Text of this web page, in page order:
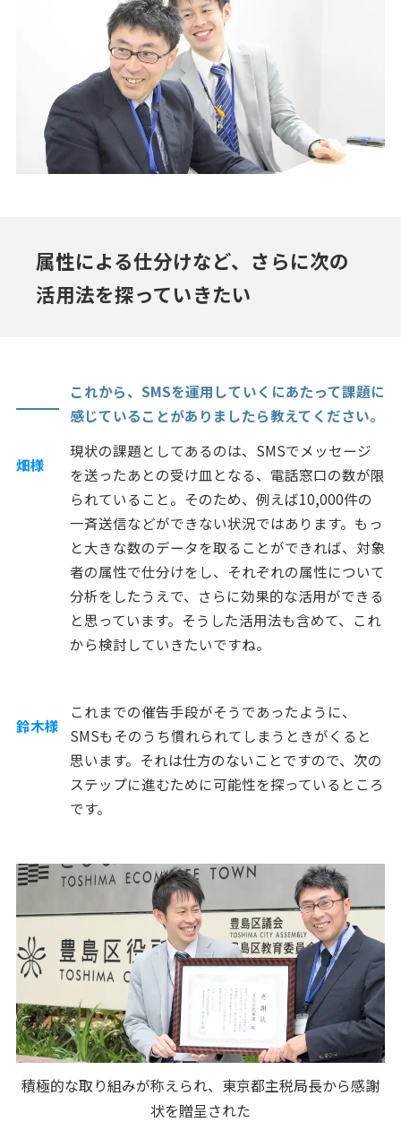
属性による仕分けなど、さらに次の
活用法を探っていきたい
これから、SMSを運用していくにあたって課題に
感じていることがありましたら教えてください。
畑様
現状の課題としてあるのは、SMSでメッセージ
を送ったあとの受け皿となる、電話窓口の数が限
られていること。そのため、例えば10,000件の
一斉送信などができない状況ではあります。もっ
と大きな数のデータを取ることができれば、対象
者の属性で仕分けをし、それぞれの属性について
分析をしたうえで、さらに効果的な活用ができる
と思っています。そうした活用法も含めて、これ
から検討していきたいですね。
鈴木様
これまでの催告手段がそうであったように、
SMSもそのうち慣れられてしまうときがくると
思います。それは仕方のないことですので、次の
ステップに進むために可能性を探っているところ
です。
積極的な取り組みが称えられ、東京都主税局長から感謝
状を贈呈された